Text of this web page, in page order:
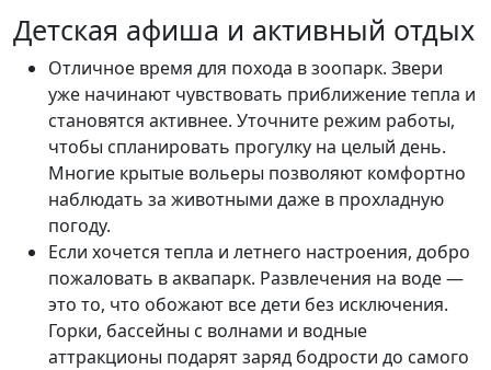
Детская афиша и активный отдых
Отличное время для похода в зоопарк. Звери
уже начинают чувствовать приближение тепла и
становятся активнее. Уточните режим работы,
чтобы спланировать прогулку на целый день.
Многие крытые вольеры позволяют комфортно
наблюдать за животными даже в прохладную
погоду.
Если хочется тепла и летнего настроения, добро
пожаловать в аквапарк. Развлечения на воде —
это то, что обожают все дети без исключения.
Горки, бассейны с волнами и водные
аттракционы подарят заряд бодрости до самого